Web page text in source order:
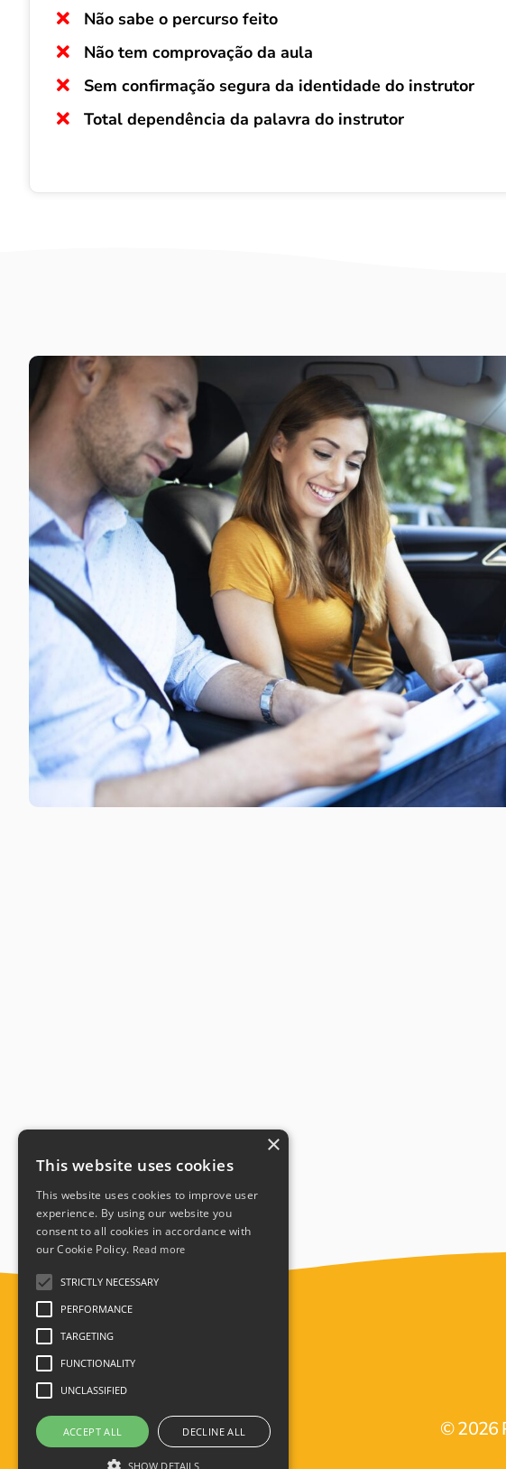
Não sabe o percurso feito
Não tem comprovação da aula
Sem confirmação segura da identidade do instrutor
Total dependência da palavra do instrutor
© 2026
×
This website uses cookies
This website uses cookies to improve user
experience. By using our website you
consent to all cookies in accordance with
our Cookie Policy. Read more
STRICTLY NECESSARY
PERFORMANCE
TARGETING
FUNCTIONALITY
UNCLASSIFIED
ACCEPT ALL DECLINE ALL
SHOW DETAILS